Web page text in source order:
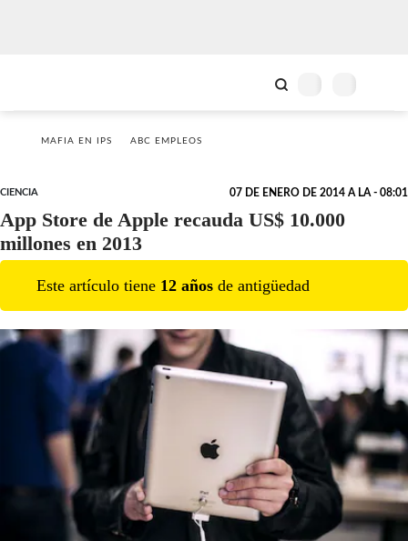
MAFIA EN IPS ABC EMPLEOS
CIENCIA 07 DE ENERO DE 2014 A LA - 08:01
App Store de Apple recauda US$ 10.000
millones en 2013
Este artículo tiene 12 años de antigüedad